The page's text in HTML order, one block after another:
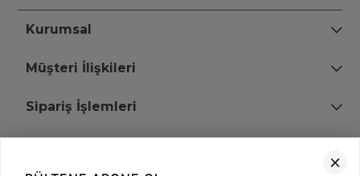
Kurumsal
Müşteri İlişkileri
Sipariş İşlemleri